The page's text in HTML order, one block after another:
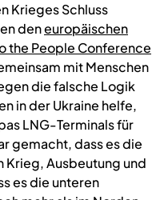
Krieges Schluss
deneuropäischen
the People Conference
mit Menschen
die falsche Logik
in der Ukraine helfe,
LNG-Terminals für
gemacht, dass es die
Krieg, Ausbeutung und
es die unteren